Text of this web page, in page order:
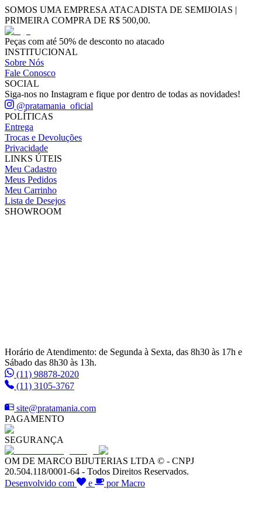
SOMOS UMA EMPRESA ATACADISTA DE SEMIJOIAS |
PRIMEIRA COMPRA DE R$ 500,00.
Peças com até 50% de desconto no atacado
INSTITUCIONAL
Sobre Nós
Fale Conosco
SOCIAL
Siga-nos no Instagram e fique por dentro de todas as novidades!
@pratamania_oficial
POLÍTICAS
Entrega
Trocas e Devoluções
Privacidade
LINKS ÚTEIS
Meu Cadastro
Meus Pedidos
Meu Carrinho
Lista de Desejos
SHOWROOM
Horário de Atendimento: de Segunda à Sexta, das 8h30 às 17h e
Sábado das 8h30 às 13h.
(11) 98878-2020
(11) 3105-3767
site@pratamania.com
PAGAMENTO
SEGURANÇA
OM DE MARCO BIJUTERIAS LTDA © - CNPJ
20.504.118/0001-64 - Todos Direitos Reservados.
Desenvolvido com
e por Macro